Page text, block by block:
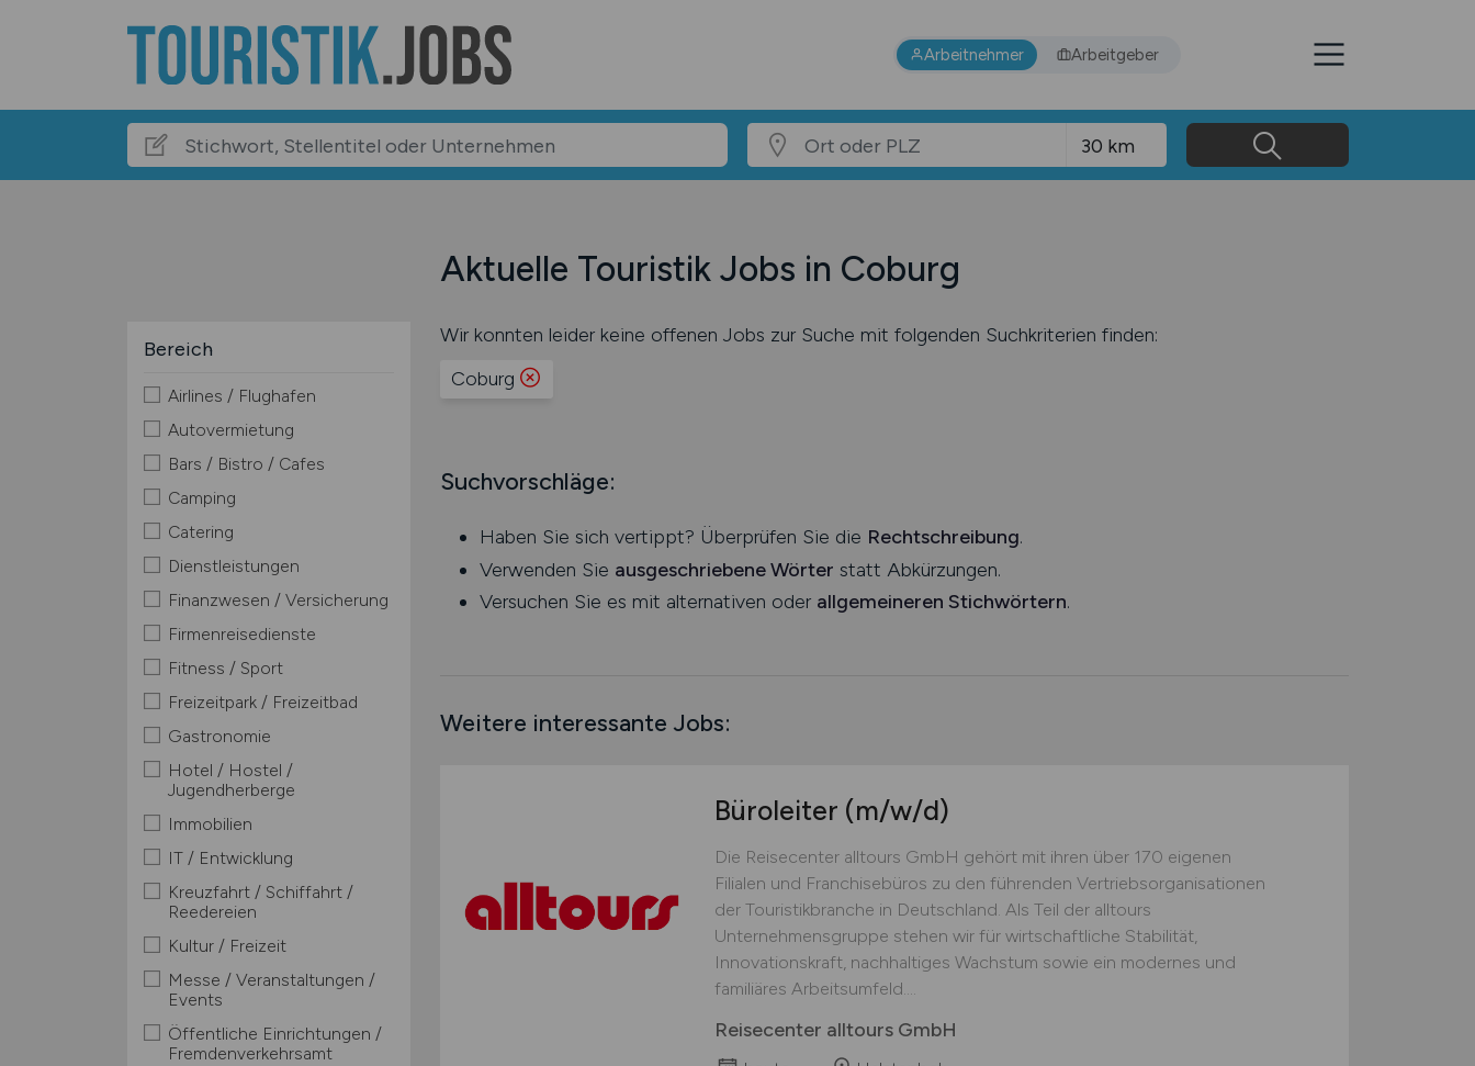
Arbeitnehmer Arbeitgeber
Aktuelle Touristik Jobs in Coburg
Bereich
Airlines / Flughafen
Autovermietung
Bars / Bistro / Cafes
Camping
Catering
Dienstleistungen
Finanzwesen / Versicherung
Firmenreisedienste
Fitness / Sport
Freizeitpark / Freizeitbad
Gastronomie
Hotel / Hostel /
Jugendherberge
Immobilien
IT / Entwicklung
Kreuzfahrt / Schiffahrt /
Reedereien
Kultur / Freizeit
Messe / Veranstaltungen /
Events
Öffentliche Einrichtungen /
Fremdenverkehrsamt
Wir konnten leider keine offenen Jobs zur Suche mit folgenden Suchkriterien finden:
Coburg
Suchvorschläge:
Haben Sie sich vertippt? Überprüfen Sie die Rechtschreibung.
Verwenden Sie ausgeschriebene Wörter statt Abkürzungen.
Versuchen Sie es mit alternativen oder allgemeineren Stichwörtern.
Weitere interessante Jobs:
Büroleiter (m/w/d)
Die Reisecenter alltours GmbH gehört mit ihren über 170 eigenen
Filialen und Franchisebüros zu den führenden Vertriebsorganisationen
der Touristikbranche in Deutschland. Als Teil der alltours
Unternehmensgruppe stehen wir für wirtschaftliche Stabilität,
Innovationskraft, nachhaltiges Wachstum sowie ein modernes und
familiäres Arbeitsumfeld....
Reisecenter alltours GmbH